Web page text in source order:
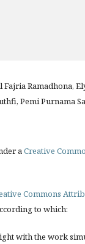
Ramadhona,
Pemi Purnama
aCreative
Commons
to which:
with the work